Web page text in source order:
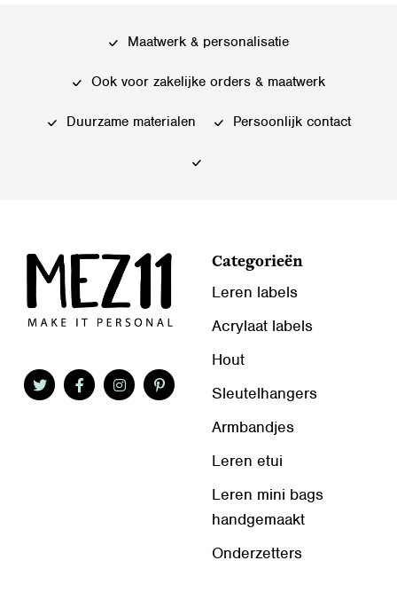
worden
optie
kan
worden
Maatwerk & personalisatie
Ook voor zakelijke orders & maatwerk
Duurzame materialen Persoonlijk contact
Categorieën
Leren labels
Acrylaat labels
Hout
Sleutelhangers
Armbandjes
Leren etui
Leren mini bags
handgemaakt
Onderzetters